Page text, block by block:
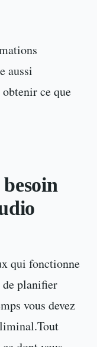
aussi
ce que
qui fonctionne
de planifier
vous devez